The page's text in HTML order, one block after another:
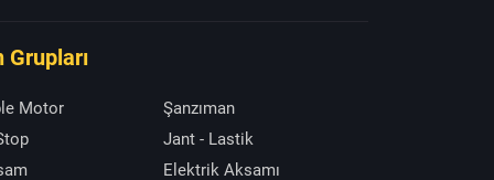
Grupları
Motor
Şanzıman
Jant - Lastik
Elektrik Aksamı